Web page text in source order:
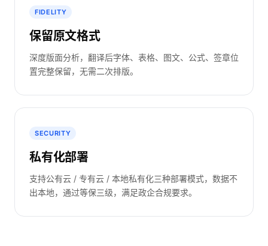
FIDELITY
保留原文格式
深度版面分析，翻译后字体、表格、图文、公式、签章位
置完整保留，无需二次排版。
SECURITY
私有化部署
支持公有云 / 专有云 / 本地私有化三种部署模式，数据不
出本地，通过等保三级，满足政企合规要求。